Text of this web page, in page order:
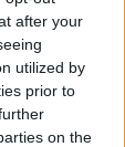
after your
utilized by
prior to
on the